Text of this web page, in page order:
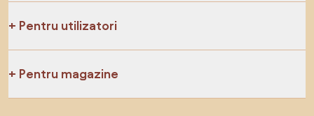
Pentru utilizatori
Pentru magazine